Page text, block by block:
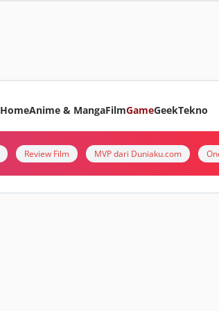
HomeAnime & MangaFilmGameGeekTekno
Review Film MVP dari Duniaku.com